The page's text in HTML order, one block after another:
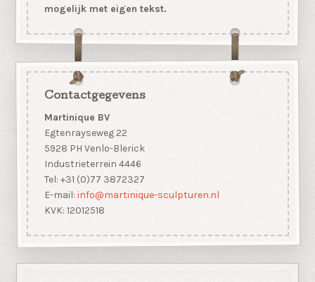
mogelijk met eigen tekst.
Contactgegevens
Martinique BV
Egtenrayseweg 22
5928 PH Venlo-Blerick
Industrieterrein 4446
Tel: +31 (0)77 3872327
E-mail: info@martinique-sculpturen.nl
KVK: 12012518